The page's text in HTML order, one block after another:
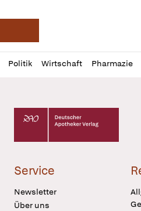
Deutsche Apotheker
Politik Wirtschaft Pharmazie
Profil
öffnen
Daz
Pur
Deutscher Apotheker Verlag
Service
Newsletter
Über uns